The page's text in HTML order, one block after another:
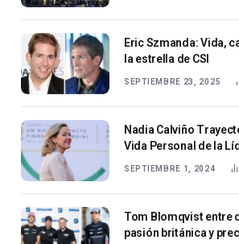
Eric Szmanda: Vida,
la estrella de CSI
SEPTIEMBRE 23, 2025
Nadia Calviño
Vida Personal de la
SEPTIEMBRE 1, 2024
Tom Blomqvist entre
pasión británica y